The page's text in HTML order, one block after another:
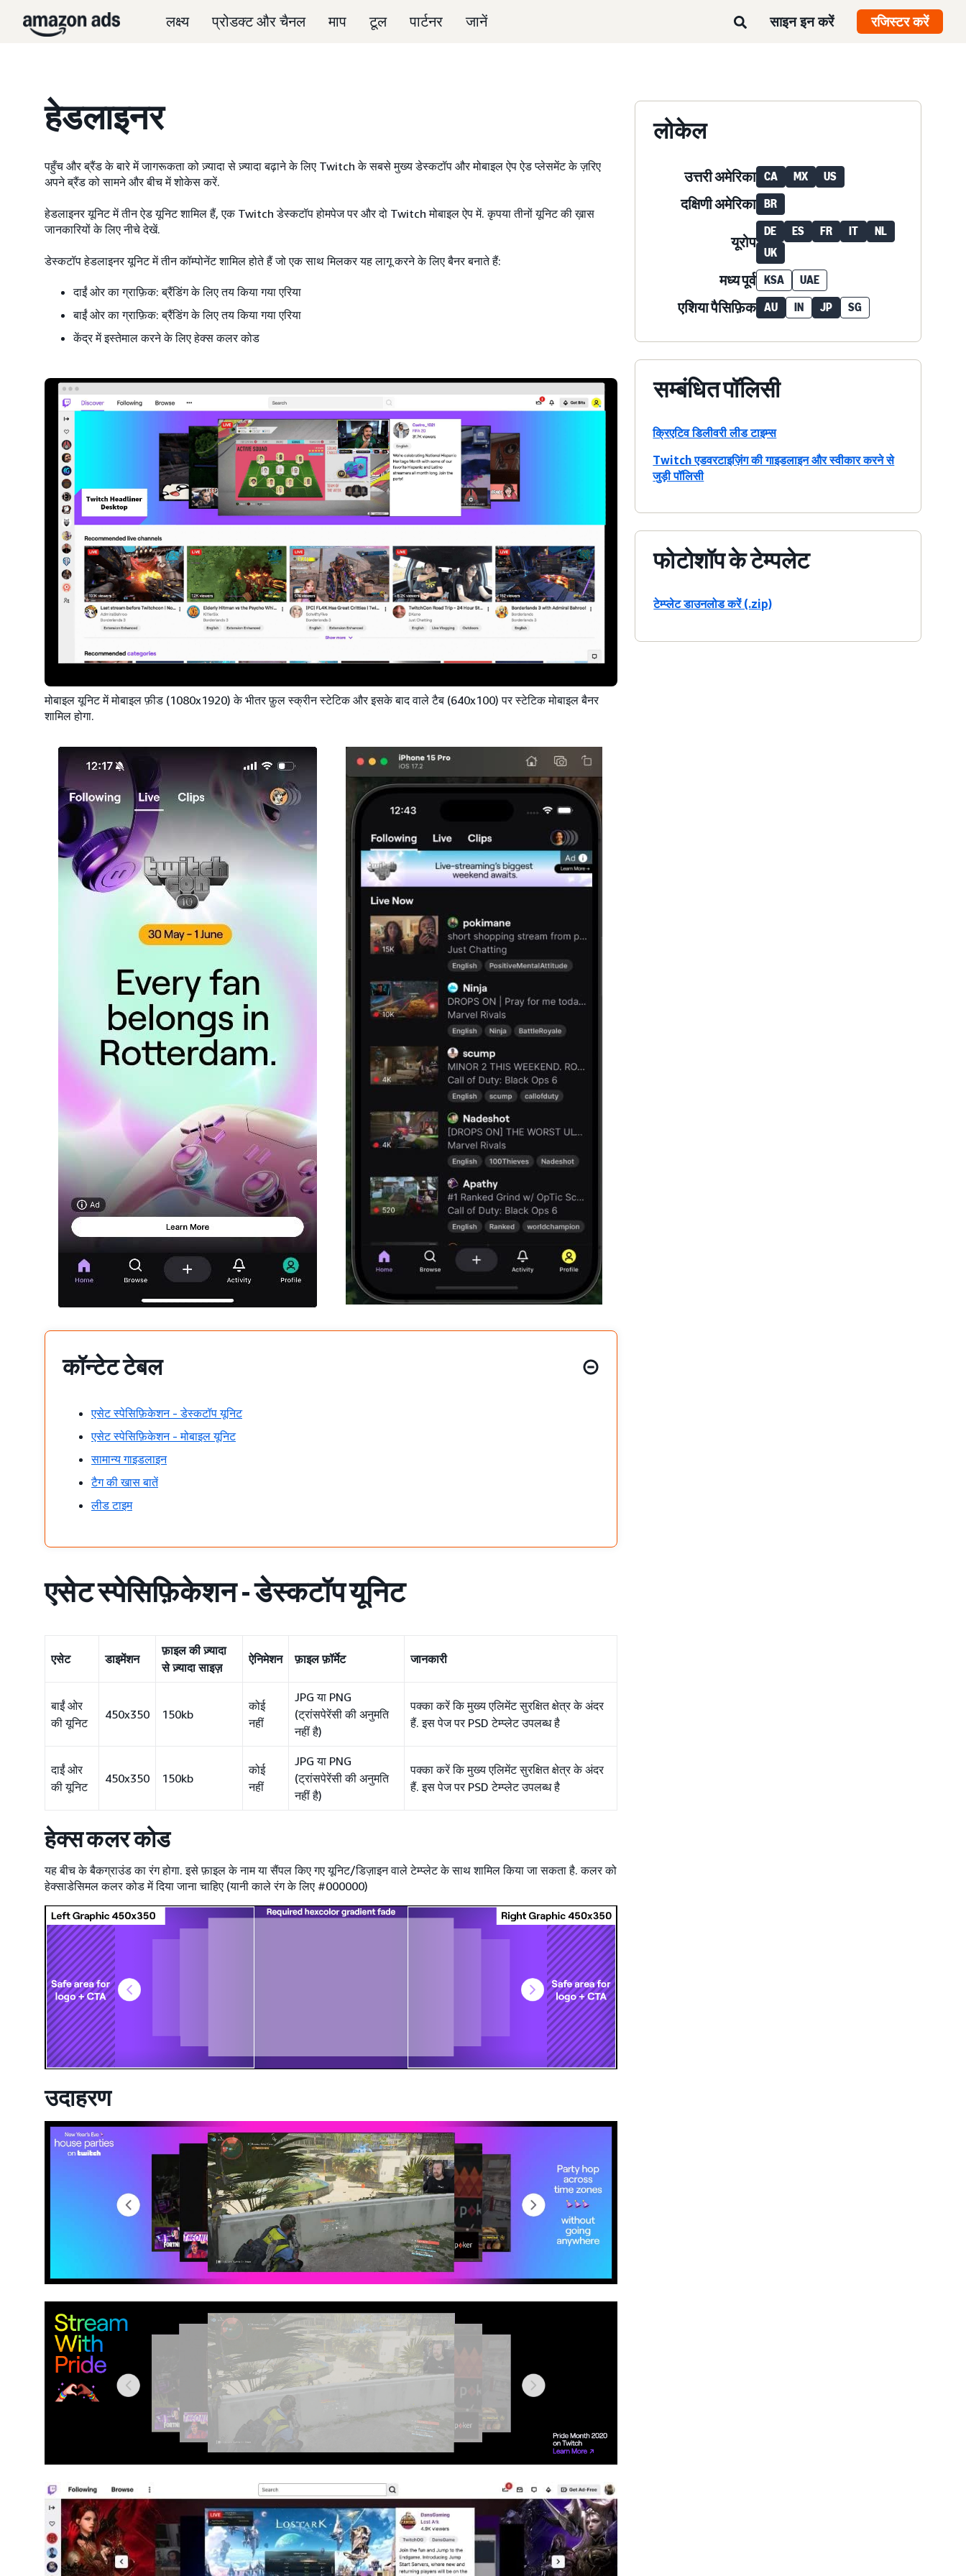
लक्ष्य प्रोडक्ट और चैनल माप टूल पार्टनर जानें साइन इन करें रजिस्टर करें
हेडलाइनर
पहुँच और ब्रैंड के बारे में जागरूकता को ज़्यादा से ज़्यादा बढ़ाने के लिए Twitch के सबसे मुख्य डेस्कटॉप और मोबाइल ऐप ऐड प्लेसमेंट के ज़रिए
अपने ब्रैंड को सामने और बीच में शोकेस करें.
हेडलाइनर यूनिट में तीन ऐड यूनिट शामिल हैं, एक Twitch डेस्कटॉप होमपेज पर और दो Twitch मोबाइल ऐप में. कृपया तीनों यूनिट की ख़ास
जानकारियों के लिए नीचे देखें.
डेस्कटॉप हेडलाइनर यूनिट में तीन कॉम्पोनेंट शामिल होते हैं जो एक साथ मिलकर यह लागू करने के लिए बैनर बनाते हैं:
दाईं ओर का ग्राफ़िक: ब्रैंडिंग के लिए तय किया गया एरिया
बाईं ओर का ग्राफ़िक: ब्रैंडिंग के लिए तय किया गया एरिया
केंद्र में इस्तेमाल करने के लिए हेक्स कलर कोड
मोबाइल यूनिट में मोबाइल फ़ीड (1080x1920) के भीतर फ़ुल स्क्रीन स्टेटिक और इसके बाद वाले टैब (640x100) पर स्टेटिक मोबाइल बैनर
शामिल होगा.
कॉन्टेट टेबल
एसेट स्पेसिफ़िकेशन - डेस्कटॉप यूनिट
एसेट स्पेसिफ़िकेशन - मोबाइल यूनिट
सामान्य गाइडलाइन
टैग की खास बातें
लीड टाइम
एसेट स्पेसिफ़िकेशन - डेस्कटॉप यूनिट
एसेट डाइमेंशन
फ़ाइल की ज़्यादा
से ज़्यादा साइज़
ऐनिमेशन फ़ाइल फ़ॉर्मेट जानकारी
बाईं ओर
की यूनिट
450x350 150kb
कोई
नहीं
JPG या PNG
(ट्रांसपेरेंसी की अनुमति
नहीं है)
पक्का करें कि मुख्य एलिमेंट सुरक्षित क्षेत्र के अंदर
हैं. इस पेज पर PSD टेम्प्लेट उपलब्ध है
दाईं ओर
की यूनिट
450x350 150kb
कोई
नहीं
JPG या PNG
(ट्रांसपेरेंसी की अनुमति
नहीं है)
पक्का करें कि मुख्य एलिमेंट सुरक्षित क्षेत्र के अंदर
हैं. इस पेज पर PSD टेम्प्लेट उपलब्ध है
हेक्स कलर कोड
यह बीच के बैकग्राउंड का रंग होगा. इसे फ़ाइल के नाम या सैंपल किए गए यूनिट/डिज़ाइन वाले टेम्प्लेट के साथ शामिल किया जा सकता है. कलर को
हेक्साडेसिमल कलर कोड में दिया जाना चाहिए (यानी काले रंग के लिए #000000)
उदाहरण
लोकेल
उत्तरी अमेरिका CA MX US
दक्षिणी अमेरिका BR
यूरोप
DE ES FR IT
NL
UK
मध्य पूर्व KSA UAE
एशिया पैसिफ़िक AU IN JP SG
सम्बंधित पॉलिसी
क्रिएटिव डिलीवरी लीड टाइम्स
Twitch एडवरटाइज़िंग की गाइडलाइन और स्वीकार करने से
जुड़ी पॉलिसी
फोटोशॉप के टेम्पलेट
टेम्प्लेट डाउनलोड करें (.zip)